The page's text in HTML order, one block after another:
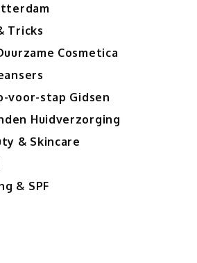
Tricks
Cosmetica
voor-stap Gidsen
Huidverzorging
& Skincare
& SPF